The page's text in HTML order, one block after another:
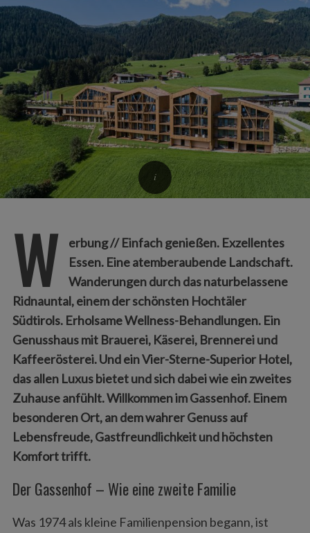
W
erbung // Einfach genießen. Exzellentes
Essen. Eine atemberaubende Landschaft.
Wanderungen durch das naturbelassene
Ridnauntal, einem der schönsten Hochtäler
Südtirols. Erholsame Wellness-Behandlungen. Ein
Genusshaus mit Brauerei, Käserei, Brennerei und
Kaffeerösterei. Und ein Vier-Sterne-Superior Hotel,
das allen Luxus bietet und sich dabei wie ein zweites
Zuhause anfühlt. Willkommen im Gassenhof. Einem
besonderen Ort, an dem wahrer Genuss auf
Lebensfreude, Gastfreundlichkeit und höchsten
Komfort trifft.
Der Gassenhof – Wie eine zweite Familie
Was 1974 als kleine Familienpension begann, ist